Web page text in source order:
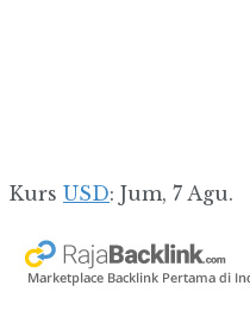
Kurs USD: Jum, 7 Agu.